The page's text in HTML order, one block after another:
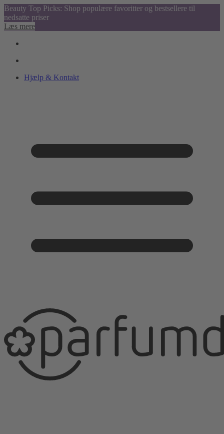
Beauty Top Picks: Shop populære favoritter og bestsellere til
nedsatte priser
Læs mere
Hjælp & Kontakt